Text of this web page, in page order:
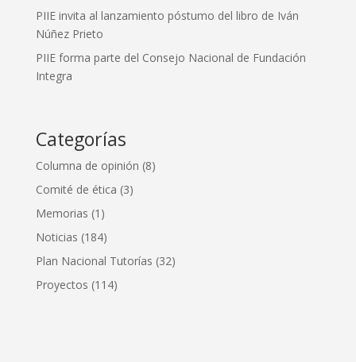
PIIE invita al lanzamiento póstumo del libro de Iván
Núñez Prieto
PIIE forma parte del Consejo Nacional de Fundación
Integra
Categorías
Columna de opinión (8)
Comité de ética (3)
Memorias (1)
Noticias (184)
Plan Nacional Tutorías (32)
Proyectos (114)